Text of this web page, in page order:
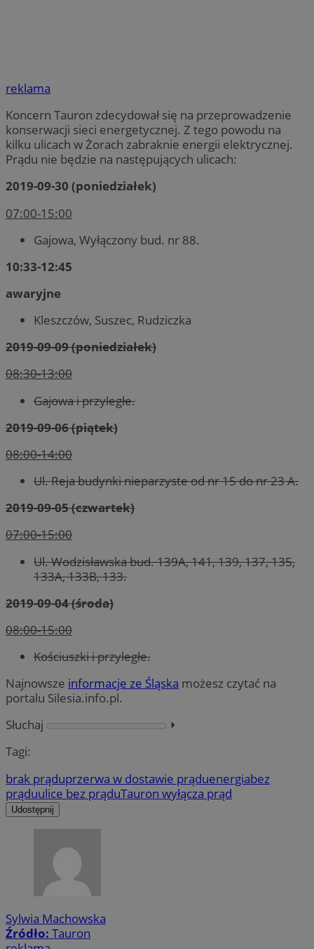
reklama
Koncern Tauron zdecydował się na przeprowadzenie
konserwacji sieci energetycznej. Z tego powodu na
kilku ulicach w Żorach zabraknie energii elektrycznej.
Prądu nie będzie na następujących ulicach:
2019-09-30 (poniedziałek)
07:00-15:00
Gajowa, Wyłączony bud. nr 88.
10:33-12:45
awaryjne
Kleszczów, Suszec, Rudziczka
2019-09-09 (poniedziałek)
08:30-13:00
Gajowa i przyległe.
2019-09-06 (piątek)
08:00-14:00
Ul. Reja budynki nieparzyste od nr 15 do nr 23 A.
2019-09-05 (czwartek)
07:00-15:00
Ul. Wodzisławska bud. 139A, 141, 139, 137, 135,
133A, 133B, 133.
2019-09-04 (środa)
08:00-15:00
Kościuszki i przyległe.
Najnowsze informacje ze Śląska możesz czytać na
portalu Silesia.info.pl.
Słuchaj
⏵︎
Tagi:
brak prąduprzerwa w dostawie prąduenergiabez
prąduulice bez prąduTauron wyłącza prąd
Udostępnij
Sylwia Machowska
Źródło: Tauron